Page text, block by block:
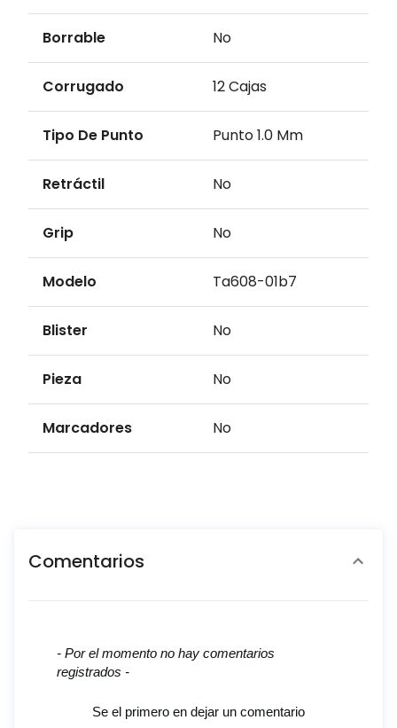
Borrable No
Corrugado 12 Cajas
Tipo De Punto Punto 1.0 Mm
Retráctil No
Grip No
Modelo Ta608-01b7
Blister No
Pieza No
Marcadores No
Comentarios
- Por el momento no hay comentarios
registrados -
Se el primero en dejar un comentario
New content loaded